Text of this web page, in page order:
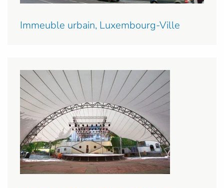
Immeuble urbain, Luxembourg-Ville